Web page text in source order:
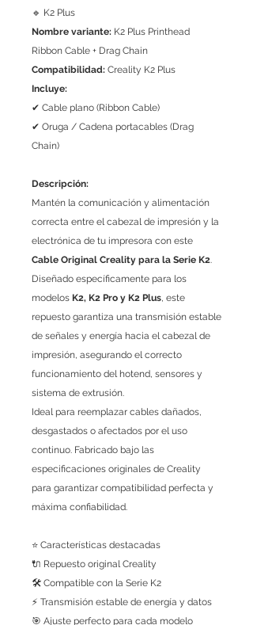
🔹 K2 Plus
Nombre variante: K2 Plus Printhead
Ribbon Cable + Drag Chain
Compatibilidad: Creality K2 Plus
Incluye:
✔ Cable plano (Ribbon Cable)
✔ Oruga / Cadena portacables (Drag
Chain)
Descripción:
Mantén la comunicación y alimentación
correcta entre el cabezal de impresión y la
electrónica de tu impresora con este
Cable Original Creality para la Serie K2
Diseñado específicamente para los
modelos K2, K2 Pro y K2 Plus, este
repuesto garantiza una transmisión estable
de señales y energía hacia el cabezal de
impresión, asegurando el correcto
funcionamiento del hotend, sensores y
sistema de extrusión.
Ideal para reemplazar cables dañados,
desgastados o afectados por el uso
continuo. Fabricado bajo las
especificaciones originales de Creality
para garantizar compatibilidad perfecta y
máxima confiabilidad.
⭐ Características destacadas
🔌 Repuesto original Creality
🛠️ Compatible con la Serie K2
⚡ Transmisión estable de energía y datos
🎯 Ajuste perfecto para cada modelo